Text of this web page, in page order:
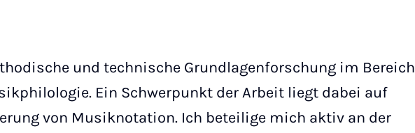
und technische Grundlagenforschung im Bereich
Ein Schwerpunkt der Arbeit liegt dabei auf
von Musiknotation. Ich beteilige mich aktiv an der